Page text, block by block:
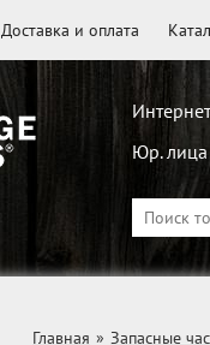
Доставка и оплата
Юр. лица
Главная » Запасные